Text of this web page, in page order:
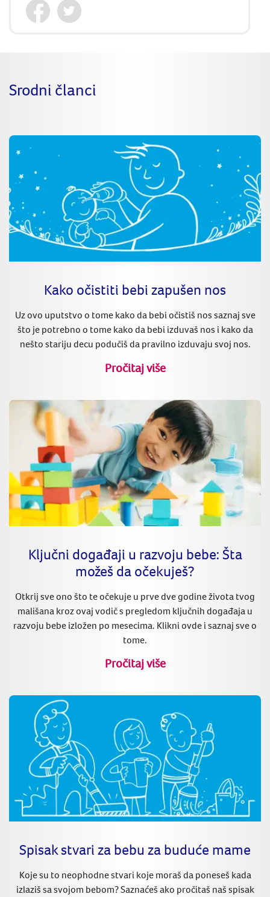
Srodni članci
Kako očistiti bebi zapušen nos
Uz ovo uputstvo o tome kako da bebi očistiš nos saznaj sve
što je potrebno o tome kako da bebi izduvaš nos i kako da
nešto stariju decu podučiš da pravilno izduvaju svoj nos.
Pročitaj više
Ključni događaji u razvoju bebe: Šta
možeš da očekuješ?
Otkrij sve ono što te očekuje u prve dve godine života tvog
mališana kroz ovaj vodič s pregledom ključnih događaja u
razvoju bebe izložen po mesecima. Klikni ovde i saznaj sve o
tome.
Pročitaj više
Spisak stvari za bebu za buduće mame
Koje su to neophodne stvari koje moraš da poneseš kada
izlaziš sa svojom bebom? Saznaćeš ako pročitaš naš spisak